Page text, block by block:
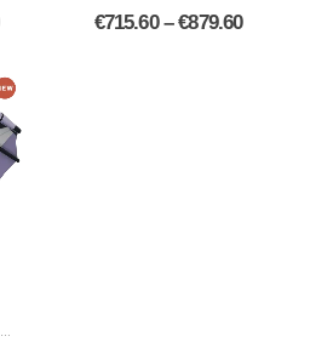
€715.60 – €879.60